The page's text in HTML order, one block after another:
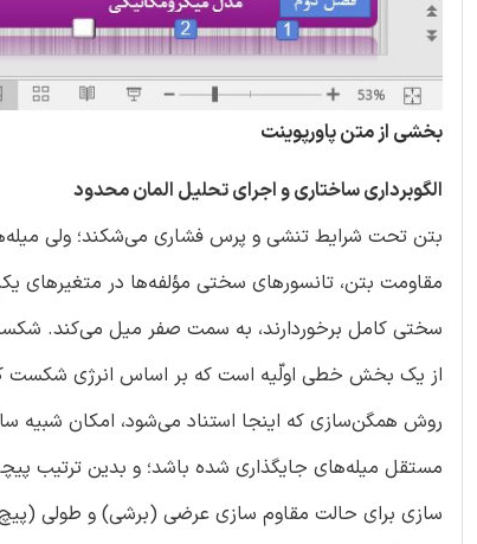
بخشی از متن پاورپوینت
الگوبرداری ساختاری و اجرای تحلیل المان محدود
بتن تحت شرایط تنشی و پرس فشاری می‌شکند؛ ولی
سختی کامل برخوردارند، به سمت صفر میل می‌کند.
از یک بخش خطی اولّیه است که بر اساس انرژی شکست
روش همگن‌سازی که اینجا استناد می‌شود، امکان شبیه
مستقل میله‌های جایگذاری شده باشد؛ و بدین ترتیب
سازی برای حالت مقاوم سازی عرضی (برشی) و طولی